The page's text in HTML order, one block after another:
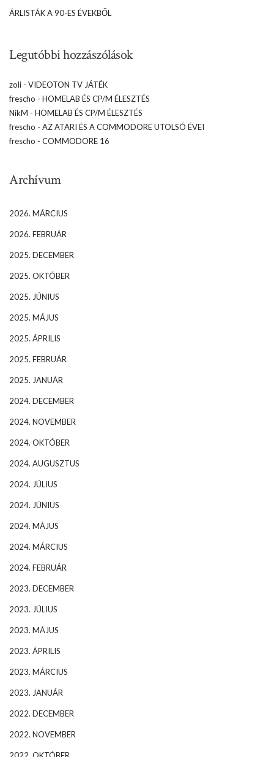
ÁRLISTÁK A 90-ES ÉVEKBŐL
Legutóbbi hozzászólások
zoli - VIDEOTON TV JÁTÉK
frescho - HOMELAB ÉS CP/M ÉLESZTÉS
NikM - HOMELAB ÉS CP/M ÉLESZTÉS
frescho - AZ ATARI ÉS A COMMODORE UTOLSÓ ÉVEI
frescho - COMMODORE 16
Archívum
2026. MÁRCIUS
2026. FEBRUÁR
2025. DECEMBER
2025. OKTÓBER
2025. JÚNIUS
2025. MÁJUS
2025. ÁPRILIS
2025. FEBRUÁR
2025. JANUÁR
2024. DECEMBER
2024. NOVEMBER
2024. OKTÓBER
2024. AUGUSZTUS
2024. JÚLIUS
2024. JÚNIUS
2024. MÁJUS
2024. MÁRCIUS
2024. FEBRUÁR
2023. DECEMBER
2023. JÚLIUS
2023. MÁJUS
2023. ÁPRILIS
2023. MÁRCIUS
2023. JANUÁR
2022. DECEMBER
2022. NOVEMBER